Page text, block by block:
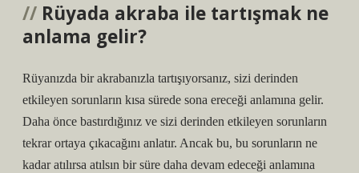
Rüyada akraba ile tartışmak ne
anlama gelir?
Rüyanızda bir akrabanızla tartışıyorsanız, sizi derinden
etkileyen sorunların kısa sürede sona ereceği anlamına gelir.
Daha önce bastırdığınız ve sizi derinden etkileyen sorunların
tekrar ortaya çıkacağını anlatır. Ancak bu, bu sorunların ne
kadar atılırsa atılsın bir süre daha devam edeceği anlamına